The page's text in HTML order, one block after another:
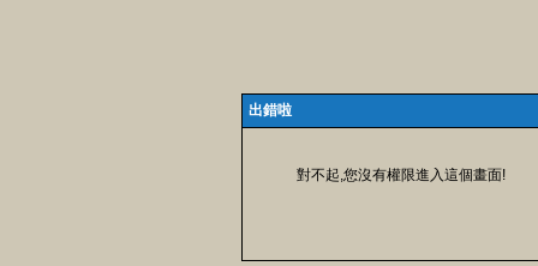
出錯啦
對不起,您沒有權限進入這個畫面!